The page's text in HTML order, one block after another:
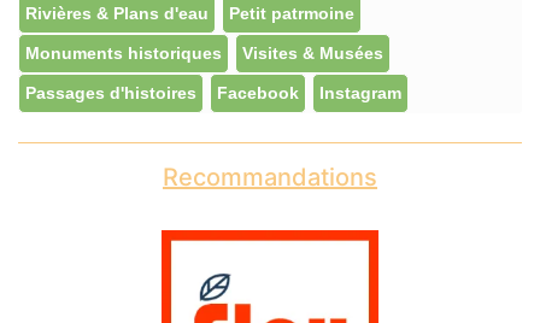
Rivières & Plans d'eau Petit patrmoine
Monuments historiques Visites & Musées
Passages d'histoires Facebook Instagram
Recommandations